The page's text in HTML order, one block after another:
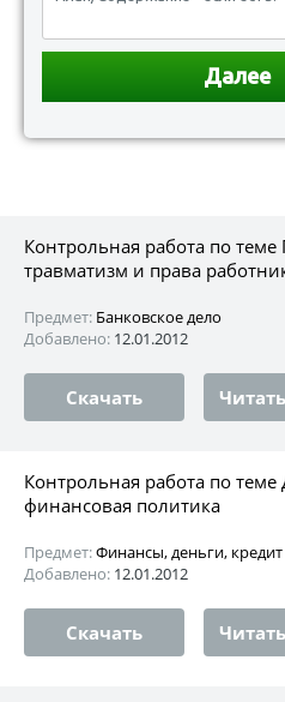
Контрольная работа по
травматизм и права
Предмет: Банковское дело
Добавлено: 12.01.2012
Скачать
Контрольная работа по теме
финансовая политика
Предмет:Финансы, деньги, кредит
Добавлено: 12.01.2012
Скачать